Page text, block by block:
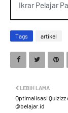
Ikrar Pelajar
Tags artikel
LEBIH LAMA
Optimalisasi Quizizz
@belajar.id